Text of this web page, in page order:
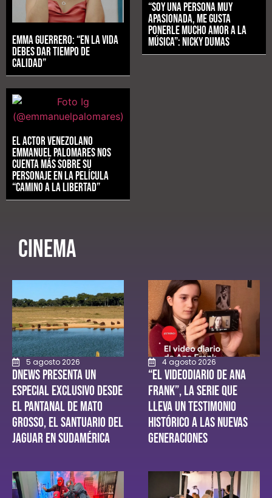
Emma Guerrero: “En la vida
debes dar tiempo de
calidad”
“Soy una persona muy
apasionada, me gusta
ponerle mucho Amor a la
música”: Nicky Dumas
El actor venezolano
Emmanuel Palomares nos
cuenta más sobre su
personaje en la película
“Camino a la Libertad”
CINEMA
5 agosto 2026
DNEWS presenta un
especial exclusivo desde
el Pantanal de Mato
Grosso, el santuario del
jaguar en Sudamérica
4 agosto 2026
“El videodiario de Ana
Frank”, la serie que
lleva un testimonio
histórico a las nuevas
generaciones